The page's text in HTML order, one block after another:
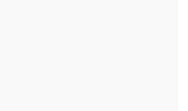
zorluğu
misiniz?